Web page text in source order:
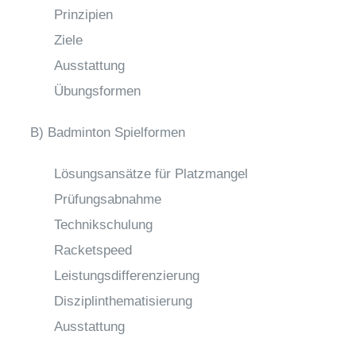
Prinzipien
Ziele
Ausstattung
Übungsformen
B) Badminton Spielformen
Lösungsansätze für Platzmangel
Prüfungsabnahme
Technikschulung
Racketspeed
Leistungsdifferenzierung
Disziplinthematisierung
Ausstattung